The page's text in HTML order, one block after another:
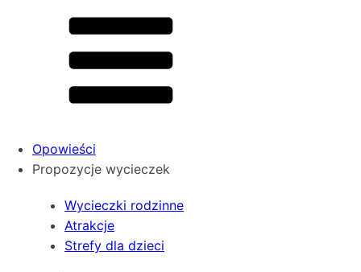
Opowieści
Propozycje wycieczek
Wycieczki rodzinne
Atrakcje
Strefy dla dzieci